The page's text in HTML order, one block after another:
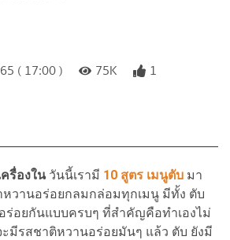
( 17:00 )
75K 1
ครื่องในวันนี้เรามี 10 สูตร เมนูตับ มา
หวานอร่อยกลมกล่อมทุกเมนู มีทั้ง ตับ
ร่อยกันแบบครบๆ ที่สำคัญคือทำเองไม่
ะมีรสชาติหวานอร่อยมันๆ แล้ว ตับ ยังมี